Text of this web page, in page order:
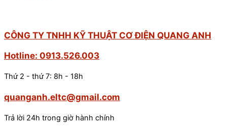
CÔNG TY TNHH KỸ THUẬT CƠ ĐIỆN QUANG ANH
Hotline: 0913.526.003
Thứ 2 - thứ 7: 8h - 18h
quanganh.eltc@gmail.com
Trả lời 24h trong giờ hành chính